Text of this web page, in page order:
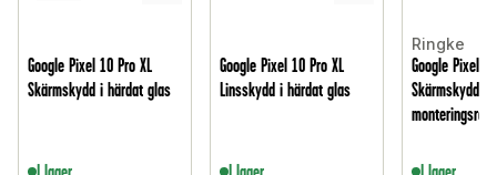
Google Pixel 10 Pro XL
Skärmskydd i härdat glas
Google Pixel 10 Pro XL
Linsskydd i härdat glas
Ringke
Google Pixel
Skärmskydd i